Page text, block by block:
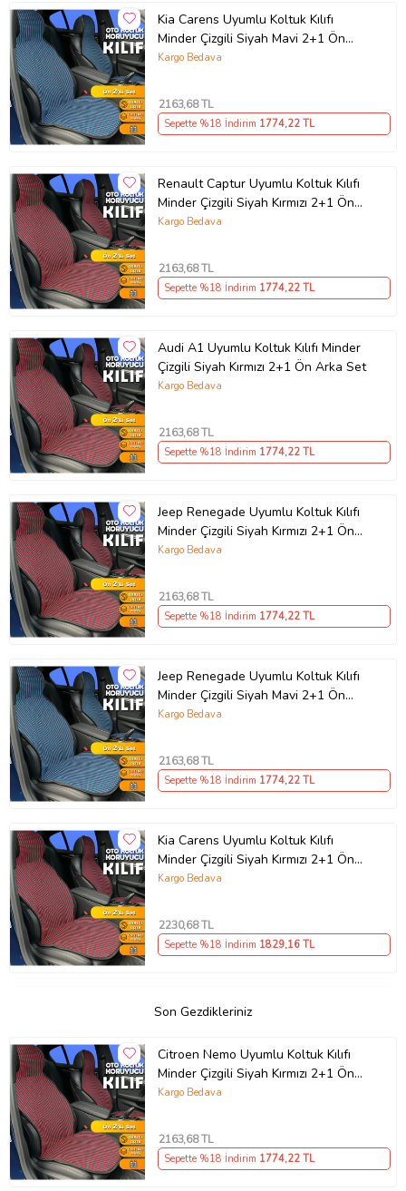
Kia Carens Uyumlu Koltuk Kılıfı
Minder Çizgili Siyah Mavi 2+1 Ön
Arka Set
Kargo Bedava
2163,68 TL
Sepette %18 İndirim 1774,22 TL
Renault Captur Uyumlu Koltuk Kılıfı
Minder Çizgili Siyah Kırmızı 2+1 Ön
Arka Set
Kargo Bedava
2163,68 TL
Sepette %18 İndirim 1774,22 TL
Audi A1 Uyumlu Koltuk Kılıfı Minder
Çizgili Siyah Kırmızı 2+1 Ön Arka Set
Kargo Bedava
2163,68 TL
Sepette %18 İndirim 1774,22 TL
Jeep Renegade Uyumlu Koltuk Kılıfı
Minder Çizgili Siyah Kırmızı 2+1 Ön
Arka Set
Kargo Bedava
2163,68 TL
Sepette %18 İndirim 1774,22 TL
Jeep Renegade Uyumlu Koltuk Kılıfı
Minder Çizgili Siyah Mavi 2+1 Ön
Arka Set
Kargo Bedava
2163,68 TL
Sepette %18 İndirim 1774,22 TL
Kia Carens Uyumlu Koltuk Kılıfı
Minder Çizgili Siyah Kırmızı 2+1 Ön
Arka Set
Kargo Bedava
2230,68 TL
Sepette %18 İndirim 1829,16 TL
Son Gezdikleriniz
Citroen Nemo Uyumlu Koltuk Kılıfı
Minder Çizgili Siyah Kırmızı 2+1 Ön
Arka Set
Kargo Bedava
2163,68 TL
Sepette %18 İndirim 1774,22 TL